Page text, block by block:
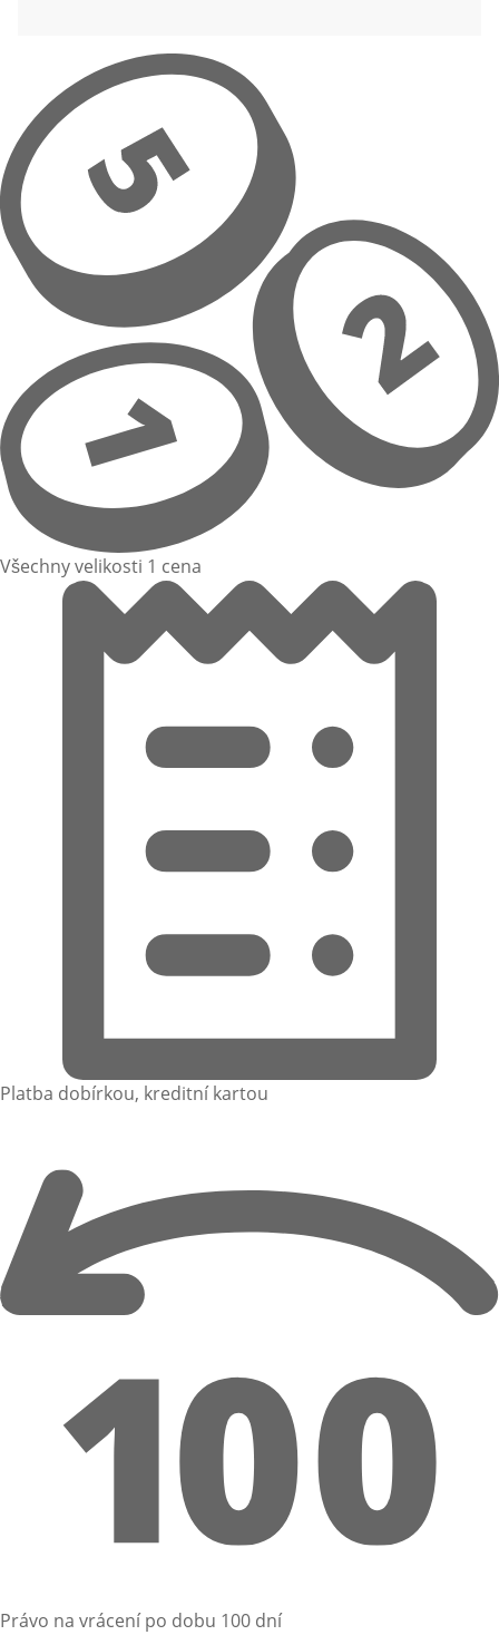
Všechny velikosti 1 cena
Platba dobírkou, kreditní kartou
Právo na vrácení po dobu 100 dní